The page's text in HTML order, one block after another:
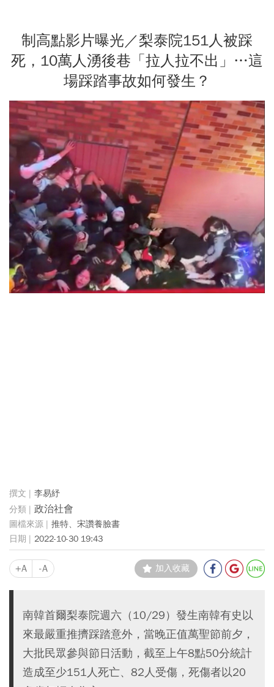
制高點影片曝光／梨泰院151人被踩
死，10萬人湧後巷「拉人拉不出」…這
場踩踏事故如何發生？
李易紓
政治社會
推特、宋讚養臉書
2022-10-30 19:43
+A -A 加入收藏
南韓首爾梨泰院週六（10/29）發生南韓有史以
來最嚴重推擠踩踏意外，當晚正值萬聖節前夕，
大批民眾參與節日活動，截至上午8點50分統計
造成至少151人死亡、82人受傷，死傷者以20